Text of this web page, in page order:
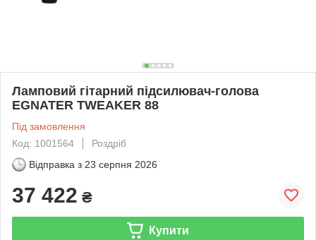
Ламповий гітарний підсилювач-голова
EGNATER TWEAKER 88
Під замовлення
Код: 1001564
Роздріб
Відправка з 23 серпня 2026
37 422 ₴
Купити